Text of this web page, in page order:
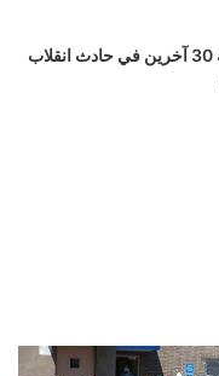
مصرع شخصين وإصابة 30 آخرين في حادث انقلاب